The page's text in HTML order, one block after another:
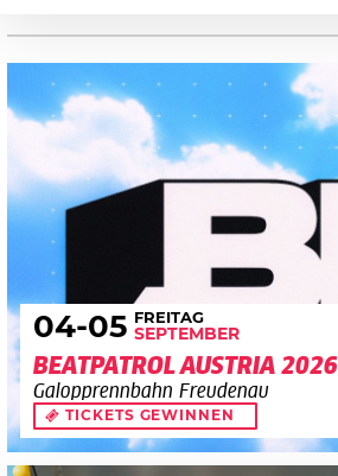
04-05 FREITAG
SEPTEMBER
BEATPATROL AUSTRIA 2026
Galopprennbahn Freudenau
TICKETS GEWINNEN